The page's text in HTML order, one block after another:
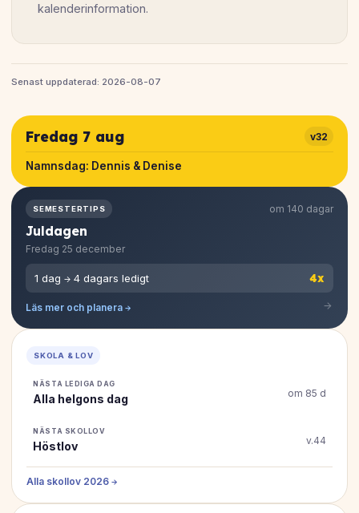
kalenderinformation.
Senast uppdaterad: 2026-08-07
Fredag 7 aug v32
Namnsdag: Dennis & Denise
SEMESTERTIPS om 140 dagar
Juldagen
Fredag 25 december
1 dag → 4 dagars ledigt 4x
Läs mer och planera →
SKOLA & LOV
NÄSTA LEDIGA DAG
Alla helgons dag om 85 d
NÄSTA SKOLLOV
Höstlov v.44
Alla skollov 2026 →